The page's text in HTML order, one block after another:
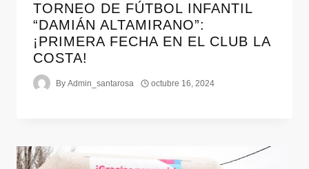
TORNEO DE FÚTBOL INFANTIL
“DAMIÁN ALTAMIRANO”:
¡PRIMERA FECHA EN EL CLUB LA
COSTA!
By Admin_santarosa octubre 16, 2024